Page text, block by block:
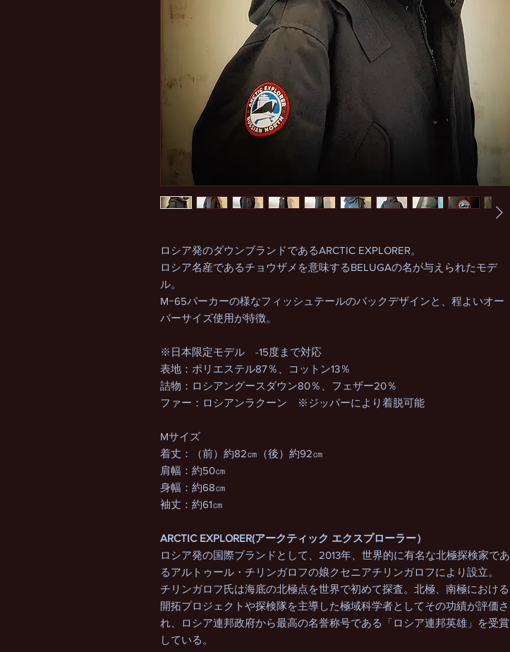
ロシア発のダウンブランドであるARCTIC EXPLORER。
ロシア名産であるチョウザメを意味するBELUGAの名が与えられたモデ
ル。
Mｰ65パーカーの様なフィッシュテールのバックデザインと、程よいオー
バーサイズ使用が特徴。
※日本限定モデル -15度まで対応
表地：ポリエステル87％、コットン13％
詰物：ロシアングースダウン80％、フェザー20％
ファー：ロシアンラクーン ※ジッパーにより着脱可能
Mサイズ
着丈：（前）約82㎝（後）約92㎝
肩幅：約50㎝
身幅：約68㎝
袖丈：約61㎝
ARCTIC EXPLORER(アークティック エクスプローラー）
ロシア発の国際ブランドとして、2013年、世界的に有名な北極探検家であ
るアルトゥール・チリンガロフの娘クセニアチリンガロフにより設立。
チリンガロフ氏は海底の北極点を世界で初めて探査。北極、南極における
開拓プロジェクトや探検隊を主導した極域科学者としてその功績が評価さ
れ、ロシア連邦政府から最高の名誉称号である「ロシア連邦英雄」を受賞
している。